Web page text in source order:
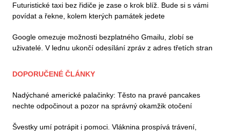
Futuristické taxi bez řidiče je zase o krok blíž. Bude si s vámi
povídat a řekne, kolem kterých památek jedete
Google omezuje možnosti bezplatného Gmailu, zlobí se
uživatelé. V lednu ukončí odesílání zpráv z adres třetích stran
DOPORUČENÉ ČLÁNKY
Nadýchané americké palačinky: Těsto na pravé pancakes
nechte odpočinout a pozor na správný okamžik otočení
Švestky umí potrápit i pomoci. Vláknina prospívá trávení,